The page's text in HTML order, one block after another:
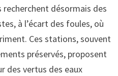
désormais des
à l’écart des foules, où
Ces stations, souvent
préservés, proposent
des vertus des eaux